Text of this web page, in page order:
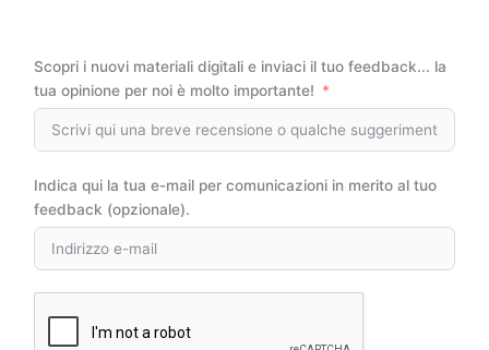
Scopri i nuovi materiali digitali e inviaci il tuo feedback... la
tua opinione per noi è molto importante!
Indica qui la tua e-mail per comunicazioni in merito al tuo
feedback (opzionale).